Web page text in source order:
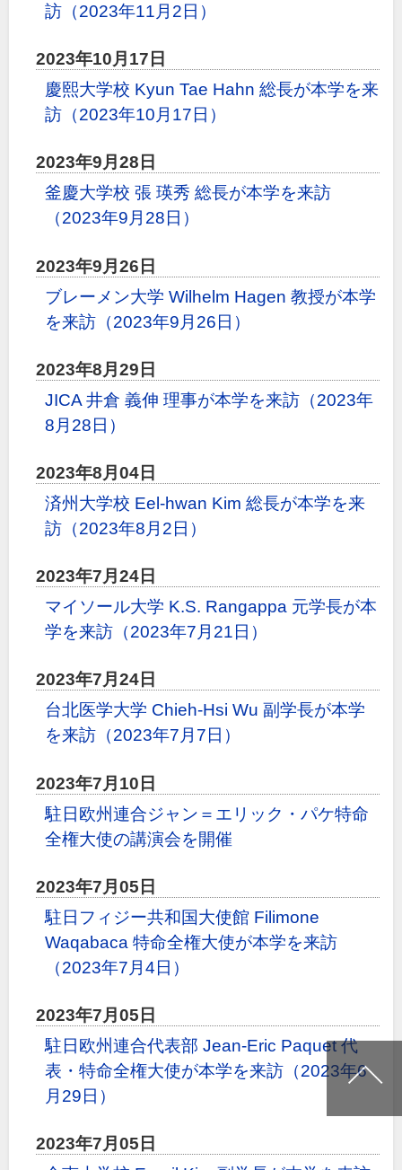
訪（2023年11月2日）
2023年10月17日
慶熙大学校 Kyun Tae Hahn 総長が本学を来
訪（2023年10月17日）
2023年9月28日
釜慶大学校 張 瑛秀 総長が本学を来訪
（2023年9月28日）
2023年9月26日
ブレーメン大学 Wilhelm Hagen 教授が本学
を来訪（2023年9月26日）
2023年8月29日
JICA 井倉 義伸 理事が本学を来訪（2023年
8月28日）
2023年8月04日
済州大学校 Eel-hwan Kim 総長が本学を来
訪（2023年8月2日）
2023年7月24日
マイソール大学 K.S. Rangappa 元学長が本
学を来訪（2023年7月21日）
2023年7月24日
台北医学大学 Chieh-Hsi Wu 副学長が本学
を来訪（2023年7月7日）
2023年7月10日
駐日欧州連合ジャン＝エリック・パケ特命
全権大使の講演会を開催
2023年7月05日
駐日フィジー共和国大使館 Filimone
Waqabaca 特命全権大使が本学を来訪
（2023年7月4日）
2023年7月05日
駐日欧州連合代表部 Jean-Eric Paquet 代
表・特命全権大使が本学を来訪（2023年6
月29日）
2023年7月05日